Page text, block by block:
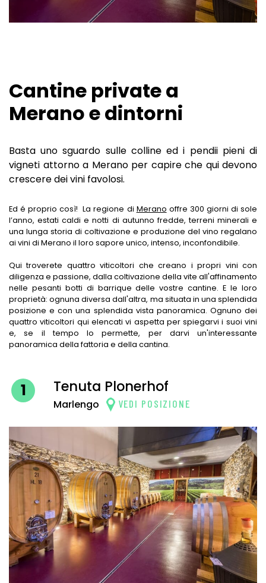
GIARDINI BOTANICI
LUNGHE SERATE D'ESTATE
RISTORANTI A MERANO
HOTELS & CO
HOTEL A MERANO
CENTRI BENESSERE
APPARTAMENTI A MERANO
HOTEL A SCENA
HOTEL A TIROLO
HOTEL A AVELENGO
HOTEL A LAGUNDO
HOTEL IN VAL PASSIRIA
BLOG
Cantine private a
Merano e dintorni
Basta uno sguardo sulle colline ed i pendii pieni di
vigneti attorno a Merano per capire che qui devono
crescere dei vini favolosi.
Ed é proprio così! La regione di Merano offre 300 giorni di sole
l’anno, estati caldi e notti di autunno fredde, terreni minerali e
una lunga storia di coltivazione e produzione del vino regalano
ai vini di Merano il loro sapore unico, intenso, inconfondibile.
Qui troverete quattro viticoltori che creano i propri vini con
diligenza e passione, dalla coltivazione della vite all'affinamento
nelle pesanti botti di barrique delle vostre cantine. E le loro
proprietà: ognuna diversa dall'altra, ma situata in una splendida
posizione e con una splendida vista panoramica. Ognuno dei
quattro viticoltori qui elencati vi aspetta per spiegarvi i suoi vini
e, se il tempo lo permette, per darvi un'interessante
panoramica della fattoria e della cantina.
1 Tenuta Plonerhof
Marlengo VEDI POSIZIONE